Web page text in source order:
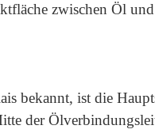
zwischen Öl
bekannt, ist die
der